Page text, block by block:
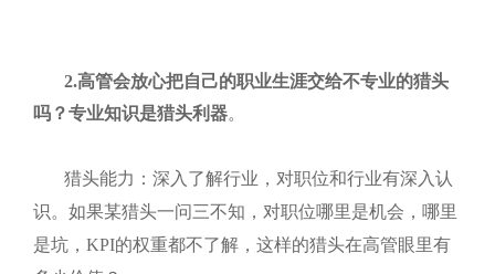
2.高管会放心把自己的职业生涯交给不专业的猎头
吗？专业知识是猎头利器。
猎头能力：深入了解行业，对职位和行业有深入认
识。如果某猎头一问三不知，对职位哪里是机会，哪里
是坑， KPI的权重都不了解，这样的猎头在高管眼里有